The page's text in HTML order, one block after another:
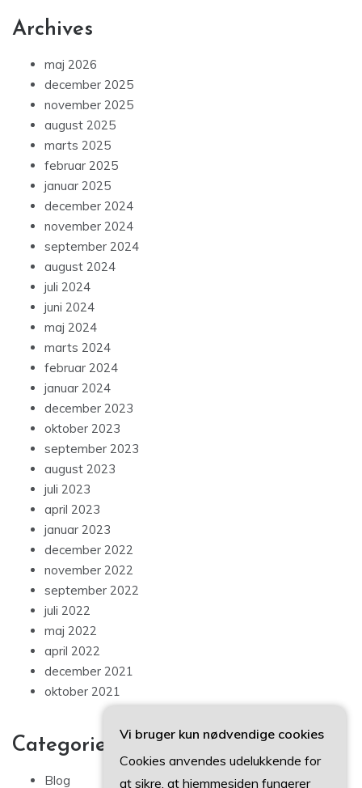
Archives
maj 2026
december 2025
november 2025
august 2025
marts 2025
februar 2025
januar 2025
december 2024
november 2024
september 2024
august 2024
juli 2024
juni 2024
maj 2024
marts 2024
februar 2024
januar 2024
december 2023
oktober 2023
september 2023
august 2023
juli 2023
april 2023
januar 2023
december 2022
november 2022
september 2022
juli 2022
maj 2022
april 2022
december 2021
oktober 2021
Categories
Blog
Vi bruger kun nødvendige cookies
Cookies anvendes udelukkende for
at sikre, at hjemmesiden fungerer